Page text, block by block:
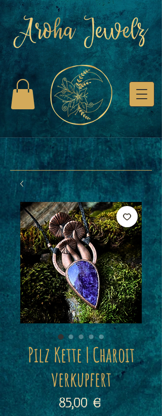
Pilz Kette | Charoit
verkupfert
85,00 €Preis